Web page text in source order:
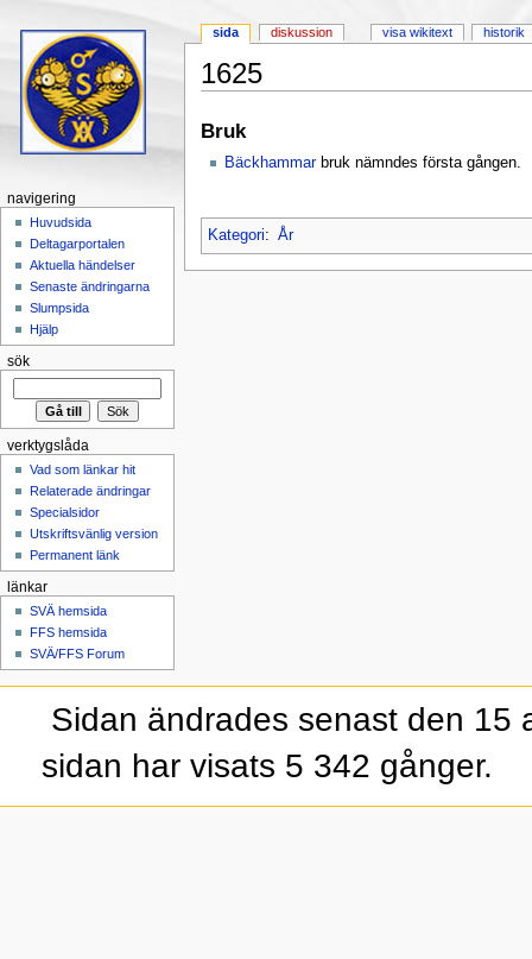
1625
Bruk
Bäckhammarbruk nämndes första gången.
Kategori: År
sida diskussion visa wikitext historik
navigering
Huvudsida
Deltagarportalen
Aktuella händelser
Senaste ändringarna
Slumpsida
Hjälp
sök
verktygslåda
Vad som länkar hit
Relaterade ändringar
Specialsidor
Utskriftsvänlig version
Permanent länk
länkar
SVÄ hemsida
FFS hemsida
SVÄ/FFS Forum
Sidan ändrades senast den 15
sidan har visats 5 342 gånger.